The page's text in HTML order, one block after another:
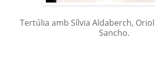
Tertúlia amb Sílvia Aldaberch,
Sancho.